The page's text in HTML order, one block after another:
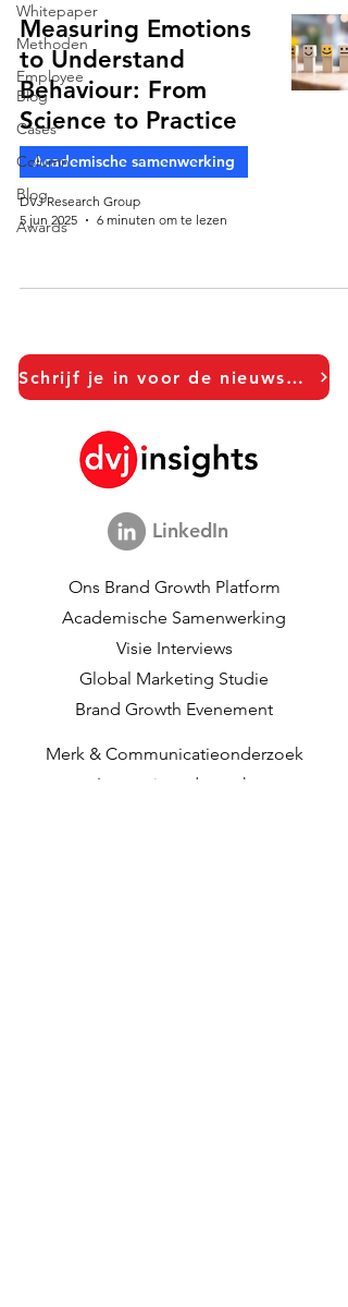
Whitepaper
Methoden
Employee
Blog
Cases
Column
Blog
Awards
Measuring Emotions
to Understand
Behaviour: From
Science to Practice
Academische samenwerking
DVJ Research Group
5 jun 2025
6 minuten om te lezen
Schrijf je in voor de nieuwsbrief!
LinkedIn
Ons Brand Growth Platform
Academische Samenwerking
Visie Interviews
Global Marketing Studie
Brand Growth Evenement
Merk & Communicatieonderzoek
Innovatieonderzoek